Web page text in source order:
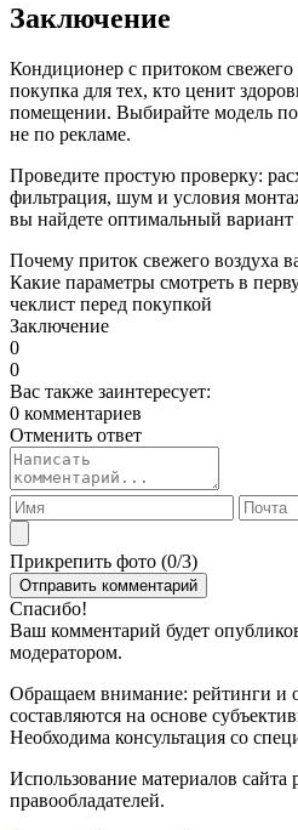
Заключение
Кондиционер с притоком
покупка для тех, кто ценит
помещении. Выбирайте модель
не по рекламе.
Проведите простую проверку:
фильтрация, шум и условия
вы найдете оптимальный вариант
Почему приток свежего воздуха
Какие параметры смотреть в
чеклист перед покупкой
Заключение
0
0
Вас также заинтересует:
0 комментариев
Отменить ответ
Прикрепить фото (0/3)
Спасибо!
Ваш комментарий будет
модератором.
Обращаем внимание: рейтинги и
составляются на основе
Необходима консультация со
Использование материалов сайта
правообладателей.